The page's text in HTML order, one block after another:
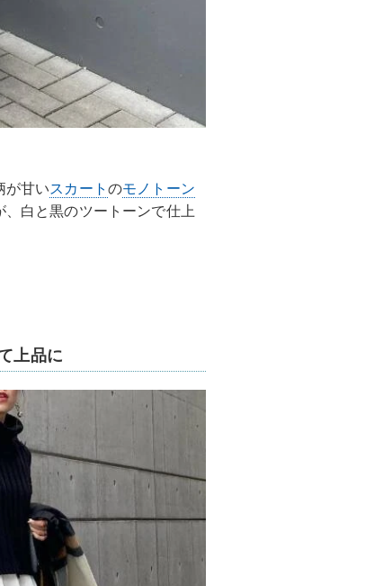
が甘いスカート のモノトーン
白と黒のツートーンで仕上
上品に